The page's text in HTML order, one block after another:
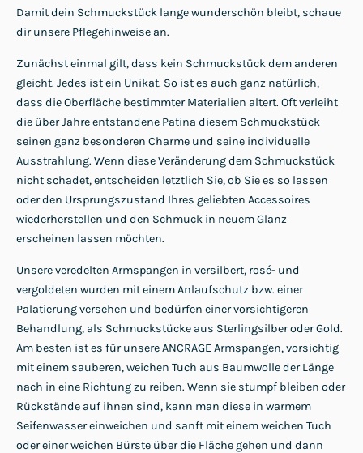
Damit dein Schmuckstück lange wunderschön bleibt, schaue
dir unsere Pflegehinweise an.
Zunächst einmal gilt, dass kein Schmuckstück dem anderen
gleicht. Jedes ist ein Unikat. So ist es auch ganz natürlich,
dass die Oberfläche bestimmter Materialien altert. Oft verleiht
die über Jahre entstandene Patina diesem Schmuckstück
seinen ganz besonderen Charme und seine individuelle
Ausstrahlung. Wenn diese Veränderung dem Schmuckstück
nicht schadet, entscheiden letztlich Sie, ob Sie es so lassen
oder den Ursprungszustand Ihres geliebten Accessoires
wiederherstellen und den Schmuck in neuem Glanz
erscheinen lassen möchten.
Unsere veredelten Armspangen in versilbert, rosé- und
vergoldeten wurden mit einem Anlaufschutz bzw. einer
Palatierung versehen und bedürfen einer vorsichtigeren
Behandlung, als Schmuckstücke aus Sterlingsilber oder Gold.
Am besten ist es für unsere ANCRAGE Armspangen, vorsichtig
mit einem sauberen, weichen Tuch aus Baumwolle der Länge
nach in eine Richtung zu reiben. Wenn sie stumpf bleiben oder
Rückstände auf ihnen sind, kann man diese in warmem
Seifenwasser einweichen und sanft mit einem weichen Tuch
oder einer weichen Bürste über die Fläche gehen und dann